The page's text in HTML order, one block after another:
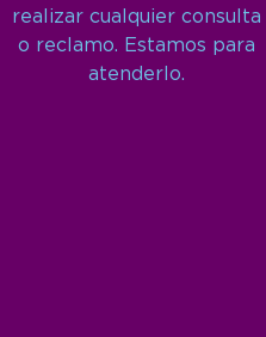
realizar cualquier consulta
o reclamo. Estamos para
atenderlo.